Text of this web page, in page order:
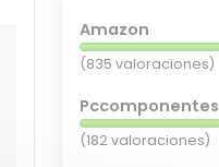
Amazon
(835 valoraciones)
Pccomponentes
(182 valoraciones)